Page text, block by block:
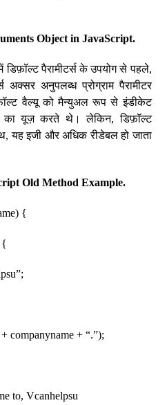
Object in JavaScript.
डिफ़ॉल्ट पैरामीटर्स के उपयोग से पहले,
अक्सर अनुपलब्ध प्रोग्राम पैरामीटर
वैल्यू को मैन्युअल रूप से इंडीकेट
यूज़ करते थे। लेकिन, डिफ़ॉल्ट
यह इजी और अधिक रीडेबल हो जाता
Old Method Example.
{
{
companyname + “.”);
to, Vcanhelpsu